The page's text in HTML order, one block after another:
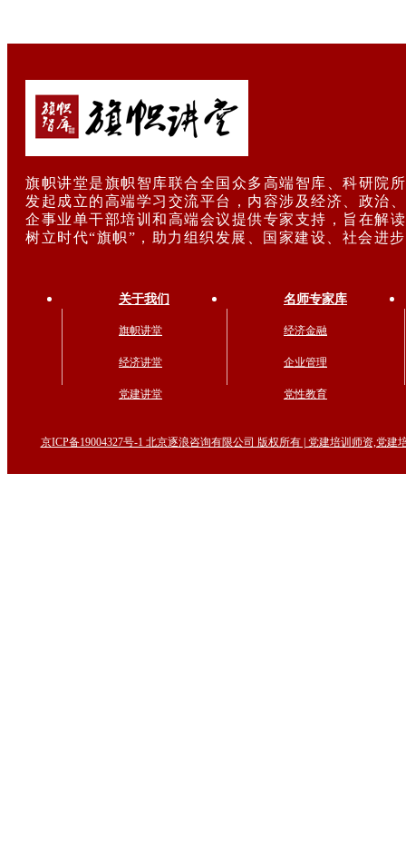
旗帜讲堂是旗帜智库联合全国众多高端智库、科研院
发起成立的高端学习交流平台，内容涉及经济、政治
企事业单干部培训和高端会议提供专家支持，旨在解
树立时代“旗帜”，助力组织发展、国家建设、社会进
关于我们
旗帜讲堂
经济讲堂
党建讲堂
名师专家库
经济金融
企业管理
党性教育
京ICP备19004327号-1 北京逐浪咨询有限公司 版权所有 | 党建培训师资,党